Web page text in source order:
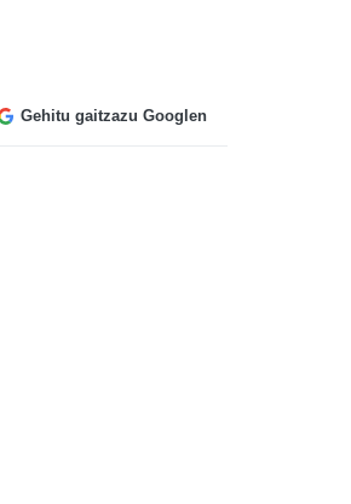
Gehitu gaitzazu Googlen